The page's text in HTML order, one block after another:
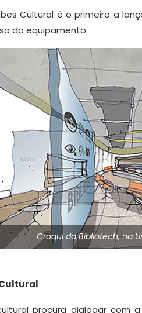
Cultural é o primeiro a
do equipamento.
Croqui da Bibliotech, na
procura dialogar com